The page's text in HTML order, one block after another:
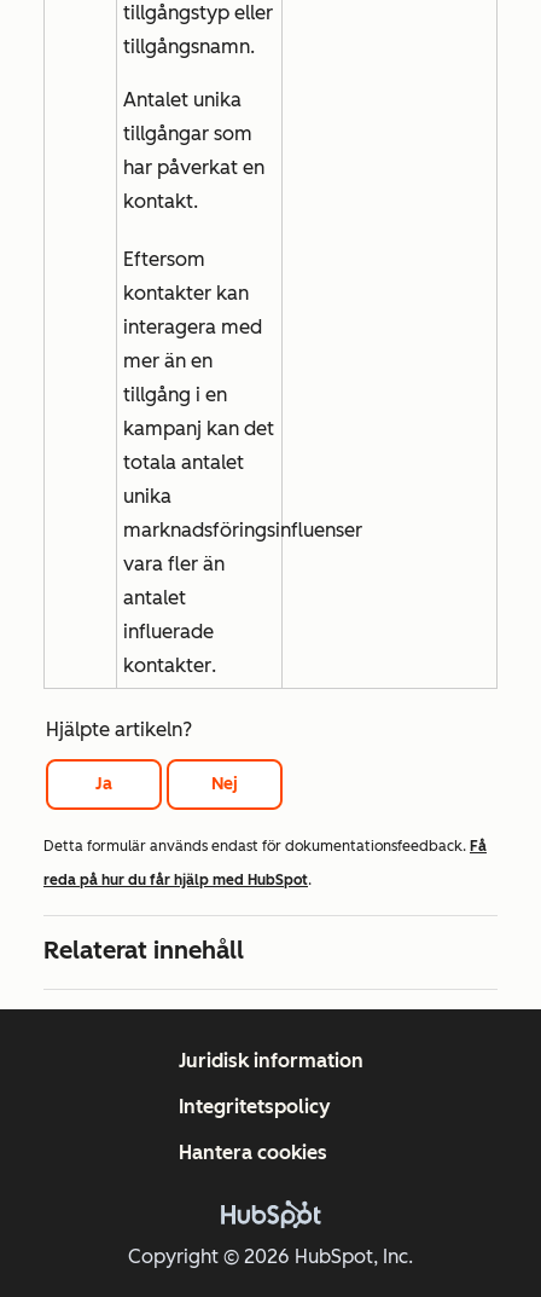
tillgångstyp eller
tillgångsnamn.
Antalet unika
tillgångar som
har påverkat en
kontakt.
Eftersom
kontakter kan
interagera med
mer än en
tillgång i en
kampanj kan det
totala antalet
unika
marknadsföringsinfluenser
vara fler än
antalet
influerade
kontakter.
Hjälpte artikeln?
Ja Nej
Detta formulär används endast för dokumentationsfeedback. Få
reda på hur du får hjälp med HubSpot.
Relaterat innehåll
Copyright © 2026 HubSpot, Inc.
Juridisk information
Integritetspolicy
Hantera cookies